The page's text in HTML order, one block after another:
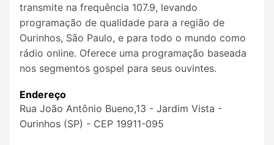
transmite na frequência 107.9, levando
programação de qualidade para a região de
Ourinhos, São Paulo, e para todo o mundo como
rádio online. Oferece uma programação baseada
nos segmentos gospel para seus ouvintes.
Endereço
Rua João Antônio Bueno,13 - Jardim Vista -
Ourinhos (SP) - CEP 19911-095